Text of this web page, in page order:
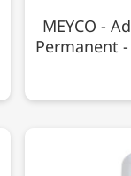
MEYCO -
Permanent